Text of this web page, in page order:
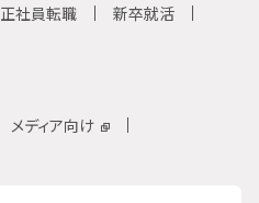
正社員転職 新卒就活
メディア向け